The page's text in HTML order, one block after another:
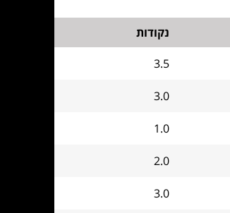
נקודות
3.5
3.0
1.0
2.0
3.0